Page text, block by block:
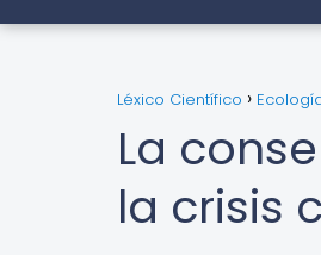
Léxico Científico
La
la crisis